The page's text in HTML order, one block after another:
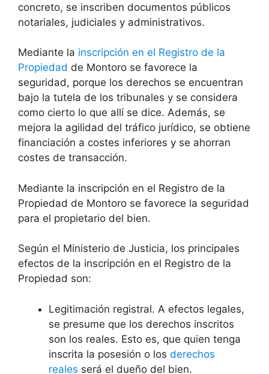
concreto, se inscriben documentos públicos
notariales, judiciales y administrativos.
Mediante la inscripción en el Registro de la
Propiedad de Montoro se favorece la
seguridad, porque los derechos se encuentran
bajo la tutela de los tribunales y se considera
como cierto lo que allí se dice. Además, se
mejora la agilidad del tráfico jurídico, se obtiene
financiación a costes inferiores y se ahorran
costes de transacción.
Mediante la inscripción en el Registro de la
Propiedad de Montoro se favorece la seguridad
para el propietario del bien.
Según el Ministerio de Justicia, los principales
efectos de la inscripción en el Registro de la
Propiedad son:
Legitimación registral. A efectos legales,
se presume que los derechos inscritos
son los reales. Esto es, que quien tenga
inscrita la posesión o los derechos
reales será el dueño del bien.